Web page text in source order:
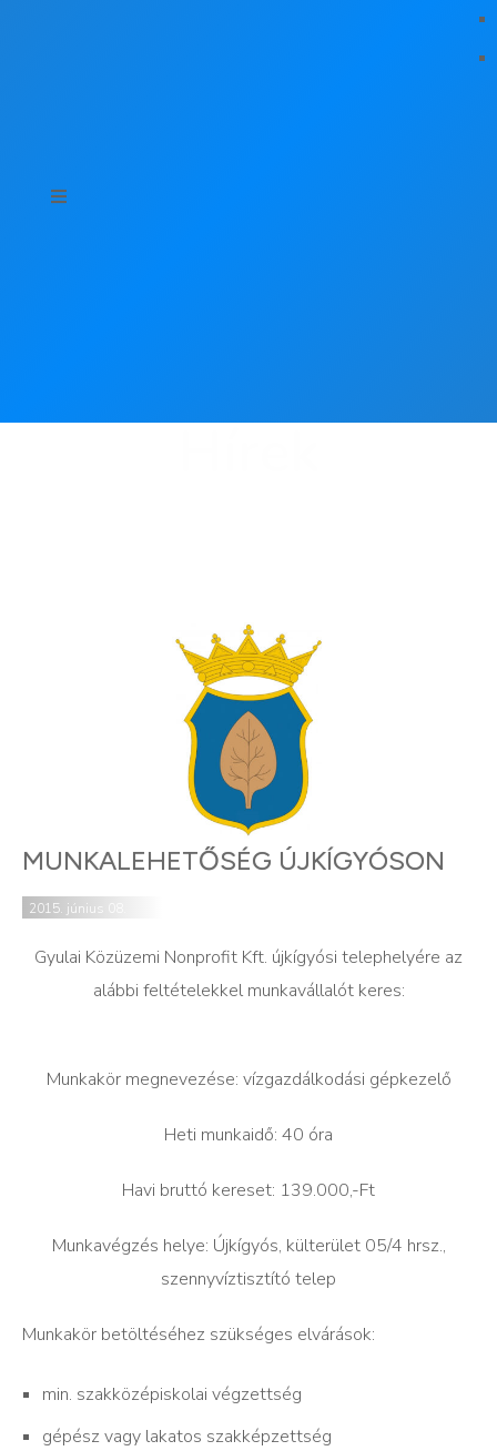
MUNKALEHETŐSÉG ÚJKÍGYÓSON
2015. június 08.
Gyulai Közüzemi Nonprofit Kft. újkígyósi telephelyére az
alábbi feltételekkel munkavállalót keres:
Munkakör megnevezése: vízgazdálkodási gépkezelő
Heti munkaidő: 40 óra
Havi bruttó kereset: 139.000,-Ft
Munkavégzés helye: Újkígyós, külterület 05/4 hrsz.,
szennyvíztisztító telep
Munkakör betöltéséhez szükséges elvárások:
min. szakközépiskolai végzettség
gépész vagy lakatos szakképzettség